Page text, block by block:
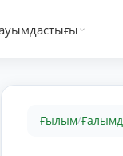
Ғылым/